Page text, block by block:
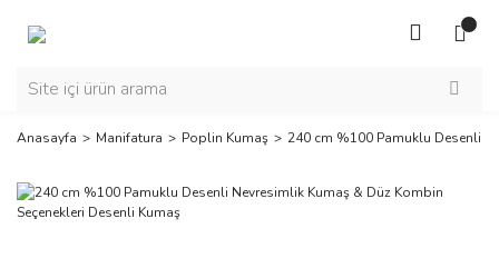
Anasayfa Manifatura Poplin Kumaş 240 cm %100 Pamuklu Desenli